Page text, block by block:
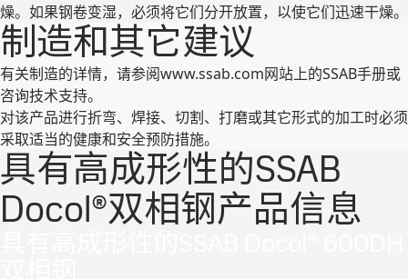
燥。如果钢卷变湿，必须将它们分开放置，以使它们迅速⼲燥。
制造和其它建议
有关制造的详情，请参阅www.ssab.com⽹站上的SSAB⼿册或
咨询技术⽀持。
对该产品进⾏折弯、焊接、切割、打磨或其它形式的加⼯时必须
采取适当的健康和安全预防措施。
具有高成形性的SSAB
Docol®双相钢产品信息